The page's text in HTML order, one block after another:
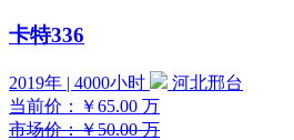
卡特336
2019年 | 4000小时
河北邢台
当前价：
￥65.00 万
市场价：￥50.00 万